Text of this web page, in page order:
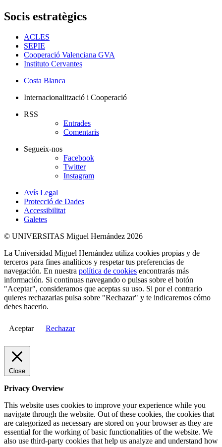
Socis estratègics
ACLES
SEPIE
Cooperació Valenciana GVA
Instituto Cervantes
Costa Blanca
Internacionalització i Cooperació
RSS
Entrades
Comentaris
Segueix-nos
Facebook
Twitter
Instagram
Avís Legal
Protecció de Dades
Accessibilitat
Galetes
© UNIVERSITAS Miguel Hernández 2026
La Universidad Miguel Hernández utiliza cookies propias y de
terceros para fines analíticos y respetar tus preferencias de
navegación. En nuestra política de cookies encontrarás más
información. Si continuas navegando o pulsas sobre el botón
"Aceptar", consideramos que aceptas su uso. Si por el contrario
quieres rechazarlas pulsa sobre "Rechazar" y te indicaremos cómo
debes hacerlo.
Aceptar Rechazar
Close
Privacy Overview
This website uses cookies to improve your experience while you
navigate through the website. Out of these cookies, the cookies that
are categorized as necessary are stored on your browser as they are
essential for the working of basic functionalities of the website. We
also use third-party cookies that help us analyze and understand how